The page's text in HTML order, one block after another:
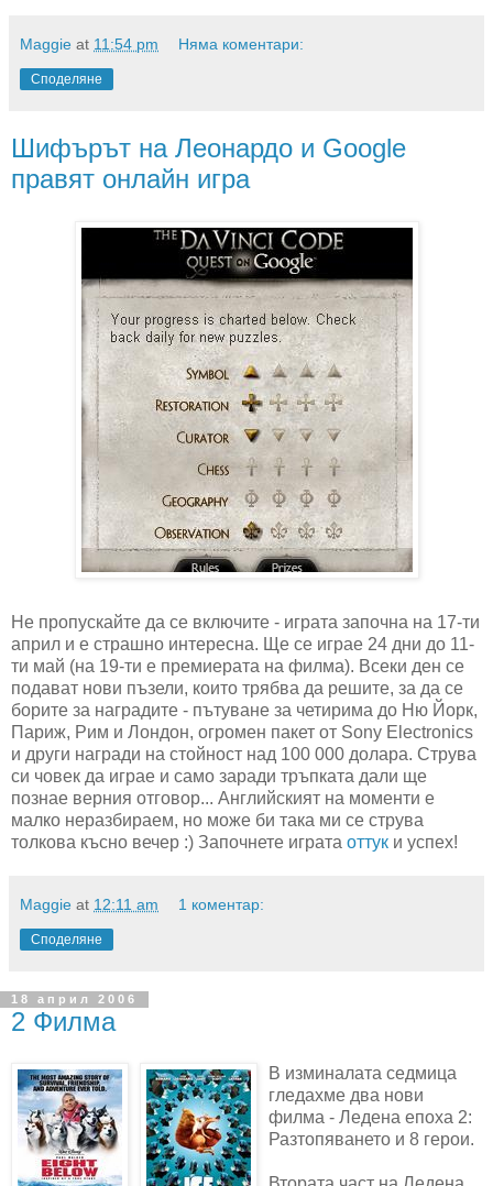
Maggie at 11:54 pm Няма коментари:
Споделяне
Шифърът на Леонардо и Google
правят онлайн игра
Не пропускайте да се включите - играта започна на 17-ти
април и е страшно интересна. Ще се играе 24 дни до 11-
ти май (на 19-ти е премиерата на филма). Всеки ден се
подават нови пъзели, които трябва да решите, за да се
борите за наградите - пътуване за четирима до Ню Йорк,
Париж, Рим и Лондон, огромен пакет от Sony Electronics
и други награди на стойност над 100 000 долара. Струва
си човек да играе и само заради тръпката дали ще
познае верния отговор... Английският на моменти е
малко неразбираем, но може би така ми се струва
толкова късно вечер :) Започнете играта оттук и успех!
Maggie at 12:11 am 1 коментар:
Споделяне
18 април 2006
2 Филма
В изминалата седмица
гледахме два нови
филма - Ледена епоха 2:
Разтопяването и 8 герои.